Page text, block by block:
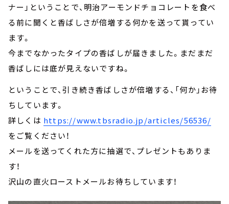
ナー」ということで、明治アーモンドチョコレートを食べ
る前に聞くと香ばしさが倍増する何かを送って貰ってい
ます。
今までなかったタイプの香ばしが届きました。まだまだ
香ばしには底が見えないですね。
ということで、引き続き香ばしさが倍増する、「何か」お待
ちしています。
詳しくは https://www.tbsradio.jp/articles/56536/
をご覧ください！
メールを送ってくれた方に抽選で、プレゼントもありま
す！
沢山の直火ローストメールお待ちしています！